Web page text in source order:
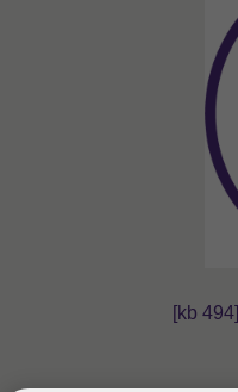
[494 kb]